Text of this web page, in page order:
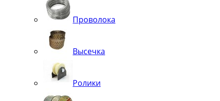
Проволока
Высечка
Ролики